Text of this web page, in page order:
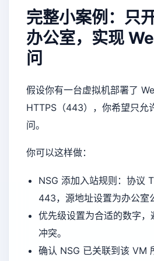
完整小案例：只
办公室，实现
问
假设你有一台虚拟机部署了
HTTPS（443），你希望只允
问。
你可以这样做：
NSG 添加入站规则：协议
443，源地址设置为办公室
优先级设置为合适的数字
冲突。
确认 NSG 已关联到该 VM